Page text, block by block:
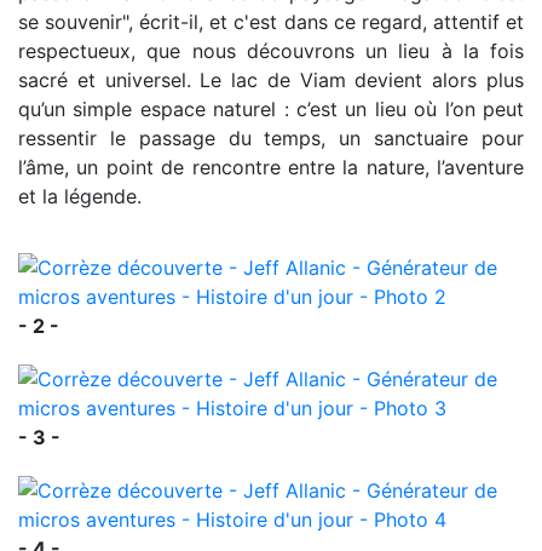
se souvenir", écrit-il, et c'est dans ce regard, attentif et
respectueux, que nous découvrons un lieu à la fois
sacré et universel. Le lac de Viam devient alors plus
qu’un simple espace naturel : c’est un lieu où l’on peut
ressentir le passage du temps, un sanctuaire pour
l’âme, un point de rencontre entre la nature, l’aventure
et la légende.
- 2 -
- 3 -